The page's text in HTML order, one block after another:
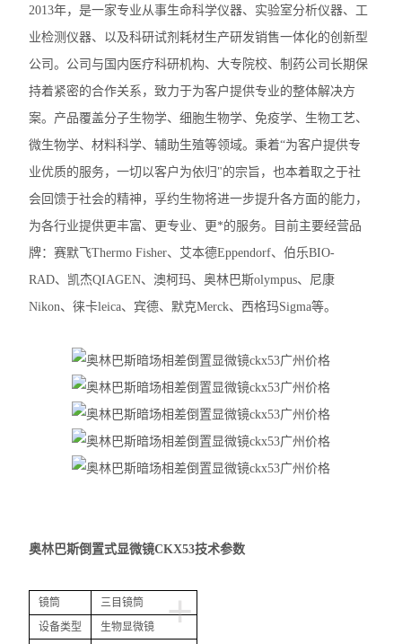
尼康TS2-FL倒置显微镜
徕卡DMi1倒置显微镜
徕卡DM3000生物显微镜
徕卡DM2000生物显微镜
徕卡DM1000生物显微镜
徕卡DM750生物显微镜
徕卡DM500生物显微镜
尼康SMZ745T体视显微镜
尼康SMZ745体视显微镜
尼康Si生物显微镜
奥林巴斯SZ51体视显微镜
2013年，是一家专业从事生命科学仪器、实验室分析仪器、工
业检测仪器、以及科研试剂耗材生产研发销售一体化的创新型
公司。公司与国内医疗科研机构、大专院校、制药公司长期保
持着紧密的合作关系，致力于为客户提供专业的整体解决方
案。产品覆盖分子生物学、细胞生物学、免疫学、生物工艺、
微生物学、材料科学、辅助生殖等领域。秉着“为客户提供专
业优质的服务，一切以客户为依归"的宗旨，也本着取之于社
会回馈于社会的精神，孚约生物将进一步提升各方面的能力，
为各行业提供更丰富、更专业、更*的服务。目前主要经营品
牌：赛默飞Thermo Fisher、艾本德Eppendorf、伯乐BIO-
RAD、凯杰QIAGEN、澳柯玛、奥林巴斯olympus、尼康
Nikon、徕卡leica、宾德、默克Merck、西格玛Sigma等。
奥林巴斯倒置式显微镜CKX53技术参数
+
镜筒
三目镜筒
设备类型
生物显微镜